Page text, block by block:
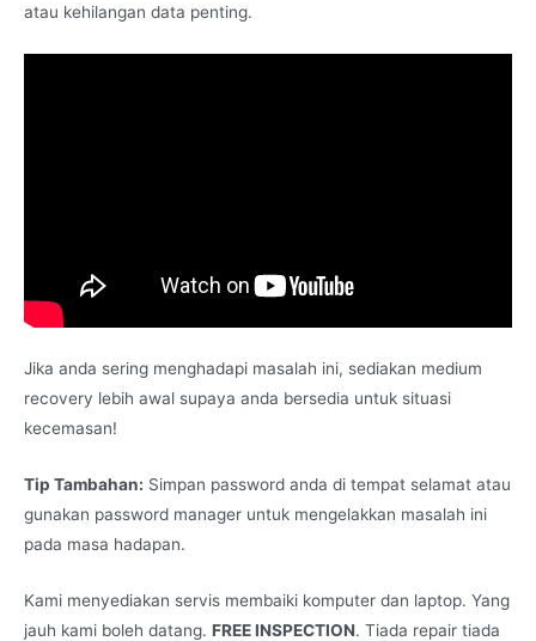
atau kehilangan data penting.
Jika anda sering menghadapi masalah ini, sediakan medium
recovery lebih awal supaya anda bersedia untuk situasi
kecemasan!
Tip Tambahan: Simpan password anda di tempat selamat atau
gunakan password manager untuk mengelakkan masalah ini
pada masa hadapan.
Kami menyediakan servis membaiki komputer dan laptop. Yang
jauh kami boleh datang. FREE INSPECTION. Tiada repair tiada